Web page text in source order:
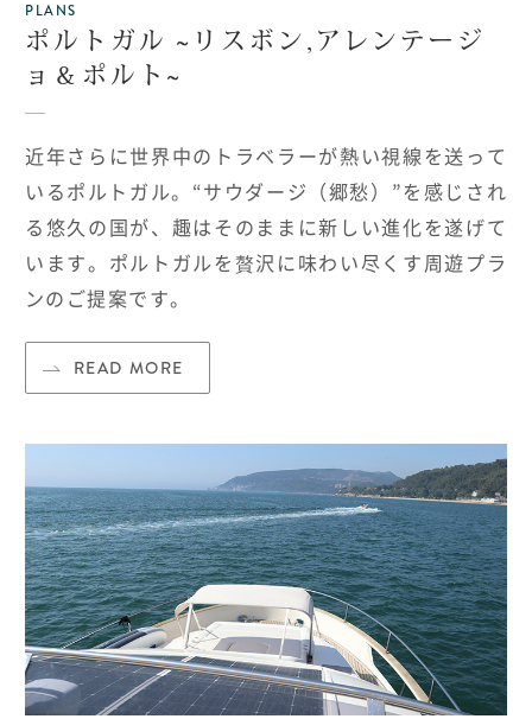
PLANS
ポルトガル ~リスボン,アレンテージ
ョ＆ポルト~
近年さらに世界中のトラベラーが熱い視線を送って
いるポルトガル。“サウダージ（郷愁）”を感じされ
る悠久の国が、趣はそのままに新しい進化を遂げて
います。ポルトガルを贅沢に味わい尽くす周遊プラ
ンのご提案です。
READ MORE